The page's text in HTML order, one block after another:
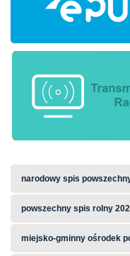
narodowy spis
powszechny spis rolny
miejsko-gminny ośrodek